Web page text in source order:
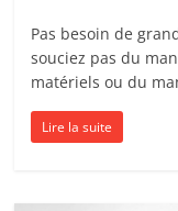
Pas besoin de
souciez pas du
matériels ou du
Lire la suite